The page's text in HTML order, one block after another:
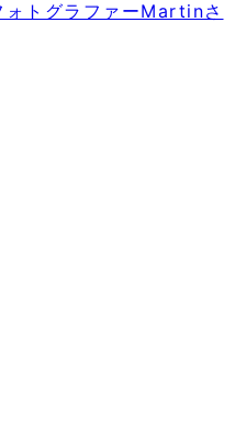
ォトグラファーMartinさ